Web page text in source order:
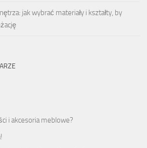
jak wybrać materiały i kształty, by
i akcesoria meblowe?